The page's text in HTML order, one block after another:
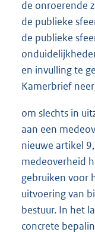
de onroerende
de publieke
de publieke
en invulling te
Kamerbrief
om slechts in
aan een
nieuwe artikel
medeoverheid
gebruiken voor
uitvoering van
bestuur. In het
concrete